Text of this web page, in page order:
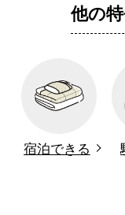
他の
宿泊できる